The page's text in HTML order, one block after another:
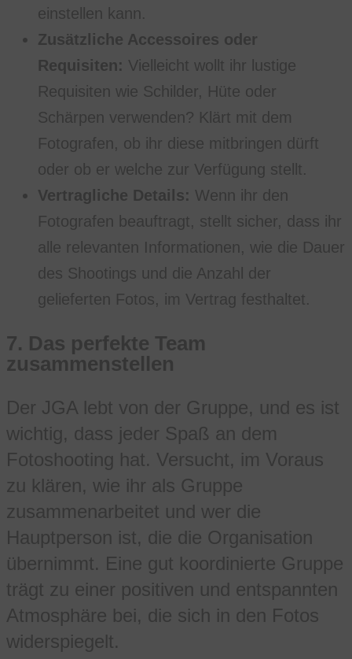
einstellen kann.
Zusätzliche Accessoires oder
Requisiten: Vielleicht wollt ihr lustige
Requisiten wie Schilder, Hüte oder
Schärpen verwenden? Klärt mit dem
Fotografen, ob ihr diese mitbringen dürft
oder ob er welche zur Verfügung stellt.
Vertragliche Details: Wenn ihr den
Fotografen beauftragt, stellt sicher, dass ihr
alle relevanten Informationen, wie die Dauer
des Shootings und die Anzahl der
gelieferten Fotos, im Vertrag festhaltet.
7. Das perfekte Team
zusammenstellen
Der JGA lebt von der Gruppe, und es ist
wichtig, dass jeder Spaß an dem
Fotoshooting hat. Versucht, im Voraus
zu klären, wie ihr als Gruppe
zusammenarbeitet und wer die
Hauptperson ist, die die Organisation
übernimmt. Eine gut koordinierte Gruppe
trägt zu einer positiven und entspannten
Atmosphäre bei, die sich in den Fotos
widerspiegelt.